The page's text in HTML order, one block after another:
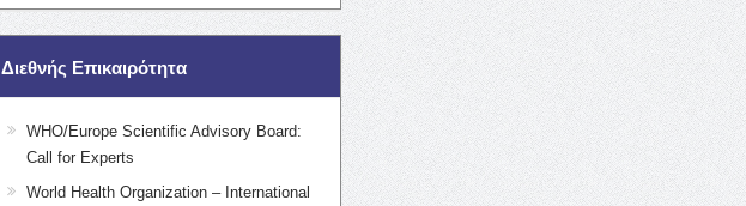
Διεθνής Επικαιρότητα
WHO/Europe Scientific Advisory Board:
Call for Experts
World Health Organization – International